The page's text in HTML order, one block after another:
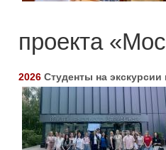
проекта
2026 Студенты на